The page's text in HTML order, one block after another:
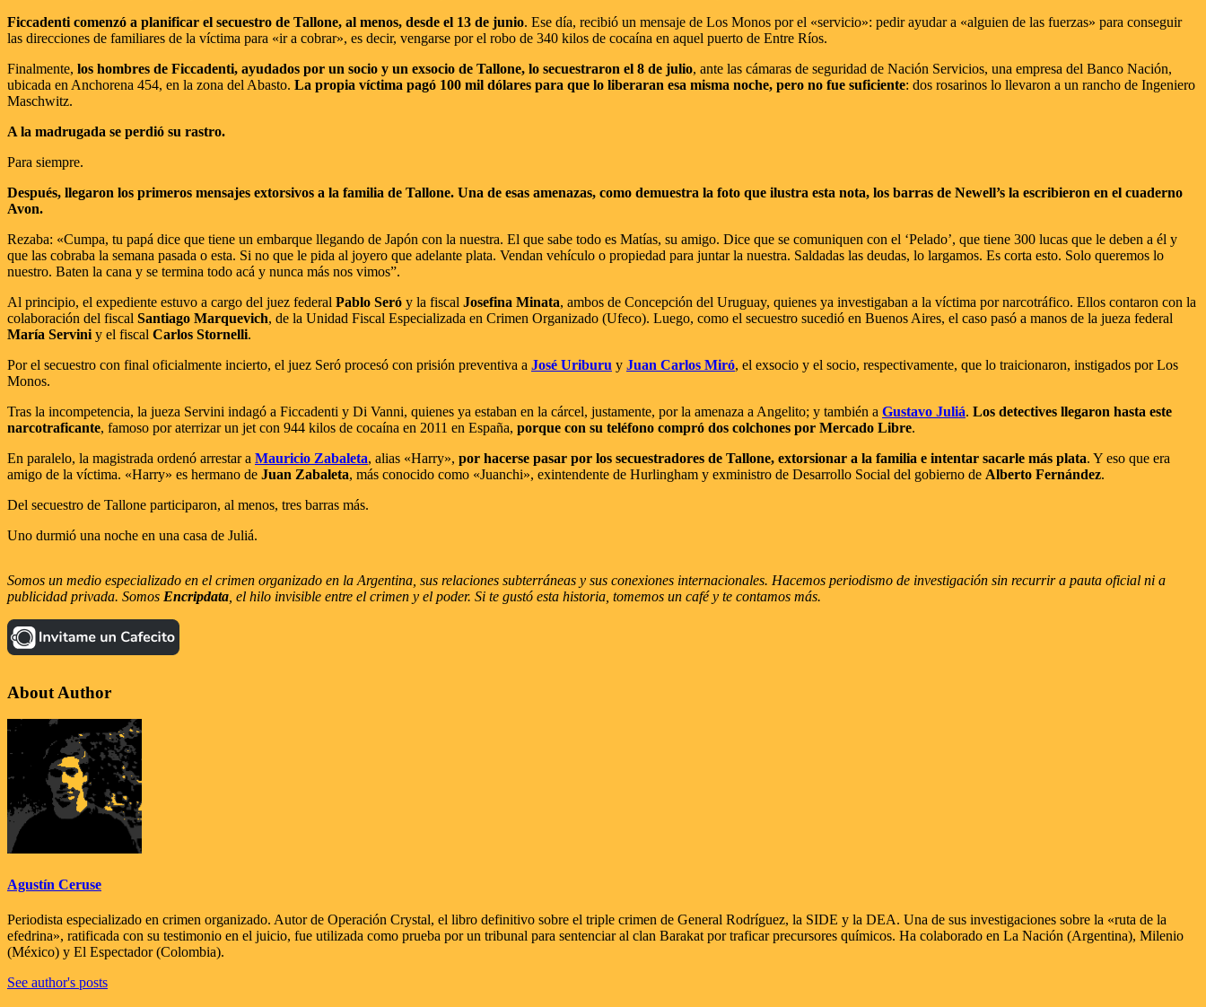
Ficcadenti comenzó a planificar el secuestro de Tallone, al menos, desde el 13 de junio. Ese día, recibió un mensaje de Los Monos por el «servicio»: pedir ayudar a «alguien de las fuerzas» para conseguir
las direcciones de familiares de la víctima para «ir a cobrar», es decir, vengarse por el robo de 340 kilos de cocaína en aquel puerto de Entre Ríos.
Finalmente, los hombres de Ficcadenti, ayudados por un socio y un exsocio de Tallone, lo secuestraron el 8 de julio, ante las cámaras de seguridad de Nación Servicios, una empresa del Banco Nación,
ubicada en Anchorena 454, en la zona del Abasto. La propia víctima pagó 100 mil dólares para que lo liberaran esa misma noche, pero no fue suficiente: dos rosarinos lo llevaron a un rancho de Ingeniero
Maschwitz.
A la madrugada se perdió su rastro.
Para siempre.
Después, llegaron los primeros mensajes extorsivos a la familia de Tallone. Una de esas amenazas, como demuestra la foto que ilustra esta nota, los barras de Newell’s la escribieron en el cuaderno
Avon.
Rezaba: «Cumpa, tu papá dice que tiene un embarque llegando de Japón con la nuestra. El que sabe todo es Matías, su amigo. Dice que se comuniquen con el ‘Pelado’, que tiene 300 lucas que le deben a él y
que las cobraba la semana pasada o esta. Si no que le pida al joyero que adelante plata. Vendan vehículo o propiedad para juntar la nuestra. Saldadas las deudas, lo largamos. Es corta esto. Solo queremos lo
nuestro. Baten la cana y se termina todo acá y nunca más nos vimos”.
Al principio, el expediente estuvo a cargo del juez federal Pablo Seró y la fiscal Josefina Minata, ambos de Concepción del Uruguay, quienes ya investigaban a la víctima por narcotráfico. Ellos contaron con la
colaboración del fiscal Santiago Marquevich, de la Unidad Fiscal Especializada en Crimen Organizado (Ufeco). Luego, como el secuestro sucedió en Buenos Aires, el caso pasó a manos de la jueza federal
María Servini y el fiscal Carlos Stornelli.
Por el secuestro con final oficialmente incierto, el juez Seró procesó con prisión preventiva a José Uriburu y Juan Carlos Miró, el exsocio y el socio, respectivamente, que lo traicionaron, instigados por Los
Monos.
Tras la incompetencia, la jueza Servini indagó a Ficcadenti y Di Vanni, quienes ya estaban en la cárcel, justamente, por la amenaza a Angelito; y también a Gustavo Juliá. Los detectives llegaron hasta este
narcotraficante, famoso por aterrizar un jet con 944 kilos de cocaína en 2011 en España, porque con su teléfono compró dos colchones por Mercado Libre.
En paralelo, la magistrada ordenó arrestar a Mauricio Zabaleta, alias «Harry», por hacerse pasar por los secuestradores de Tallone, extorsionar a la familia e intentar sacarle más plata. Y eso que era
amigo de la víctima. «Harry» es hermano de Juan Zabaleta, más conocido como «Juanchi», exintendente de Hurlingham y exministro de Desarrollo Social del gobierno de Alberto Fernández.
Del secuestro de Tallone participaron, al menos, tres barras más.
Uno durmió una noche en una casa de Juliá.
Somos un medio especializado en el crimen organizado en la Argentina, sus relaciones subterráneas y sus conexiones internacionales. Hacemos periodismo de investigación sin recurrir a pauta oficial ni a
publicidad privada. Somos Encripdata , el hilo invisible entre el crimen y el poder. Si te gustó esta historia, tomemos un café y te contamos más.
About Author
Agustín Ceruse
Periodista especializado en crimen organizado. Autor de Operación Crystal, el libro definitivo sobre el triple crimen de General Rodríguez, la SIDE y la DEA. Una de sus investigaciones sobre la «ruta de la
efedrina», ratificada con su testimonio en el juicio, fue utilizada como prueba por un tribunal para sentenciar al clan Barakat por traficar precursores químicos. Ha colaborado en La Nación (Argentina), Milenio
(México) y El Espectador (Colombia).
See author's posts